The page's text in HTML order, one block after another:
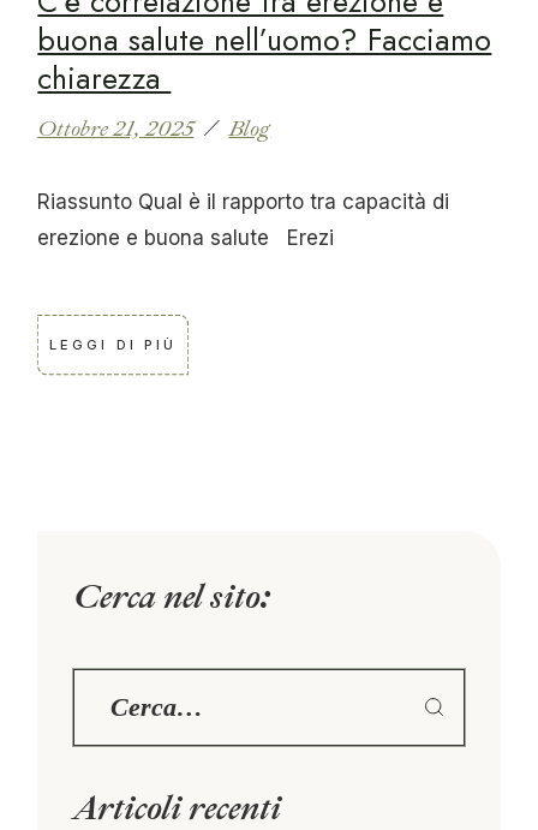
buona salute nell’uomo? Facciamo
chiarezza
Ottobre 21, 2025 Blog
Riassunto Qual è il rapporto tra capacità di
erezione e buona salute Erezi
LEGGI DI PIÙ
Cerca nel sito:
Articoli recenti